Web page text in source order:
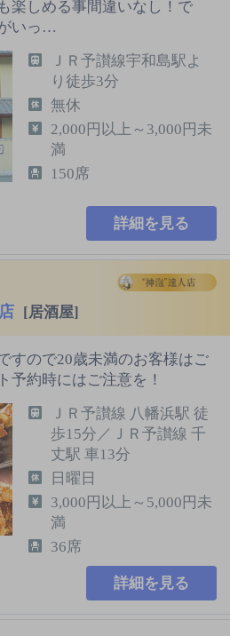
楽しめる事間違いなし！で
いっ…
ＪＲ予讃線宇和島駅よ
り徒歩3分
無休
2,000円以上～3,000円未
満
150席
詳細を見る
[居酒屋]
ので20歳未満のお客様はご
予約時にはご注意を！
ＪＲ予讃線 八幡浜駅 徒
歩15分／ＪＲ予讃線 千
丈駅 車13分
日曜日
3,000円以上～5,000円未
満
36席
詳細を見る